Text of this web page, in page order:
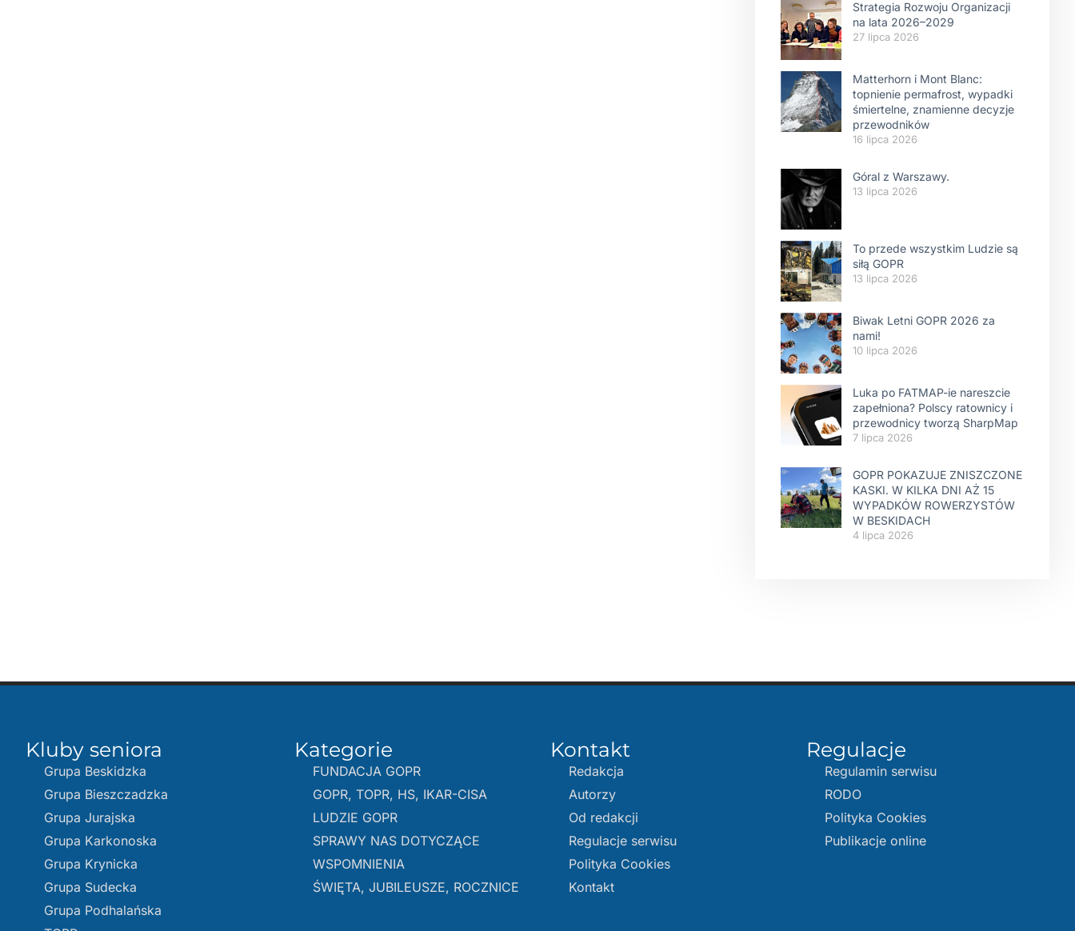
Strategia Rozwoju Organizacji
na lata 2026–2029
27 lipca 2026
Matterhorn i Mont Blanc:
topnienie permafrost, wypadki
śmiertelne, znamienne decyzje
przewodników
16 lipca 2026
Góral z Warszawy.
13 lipca 2026
To przede wszystkim Ludzie są
siłą GOPR
13 lipca 2026
Biwak Letni GOPR 2026 za
nami!
10 lipca 2026
Luka po FATMAP-ie nareszcie
zapełniona? Polscy ratownicy i
przewodnicy tworzą SharpMap
7 lipca 2026
GOPR POKAZUJE ZNISZCZONE
KASKI. W KILKA DNI AŻ 15
WYPADKÓW ROWERZYSTÓW
W BESKIDACH
4 lipca 2026
Kluby seniora
Grupa Beskidzka​
Grupa Bieszczadzka
Grupa Jurajska
Grupa Karkonoska
Grupa Krynicka
Grupa Sudecka
Grupa Podhalańska
Kategorie
FUNDACJA GOPR
GOPR, TOPR, HS, IKAR-CISA
LUDZIE GOPR
SPRAWY NAS DOTYCZĄCE
WSPOMNIENIA
ŚWIĘTA, JUBILEUSZE, ROCZNICE
Kontakt
Redakcja
Autorzy
Od redakcji
Regulacje serwisu
Polityka Cookies
Kontakt
Regulacje
Regulamin serwisu
RODO
Polityka Cookies
Publikacje online